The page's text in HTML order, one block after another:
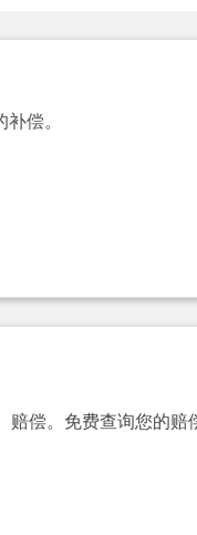
偿。
偿。免费查询您的赔